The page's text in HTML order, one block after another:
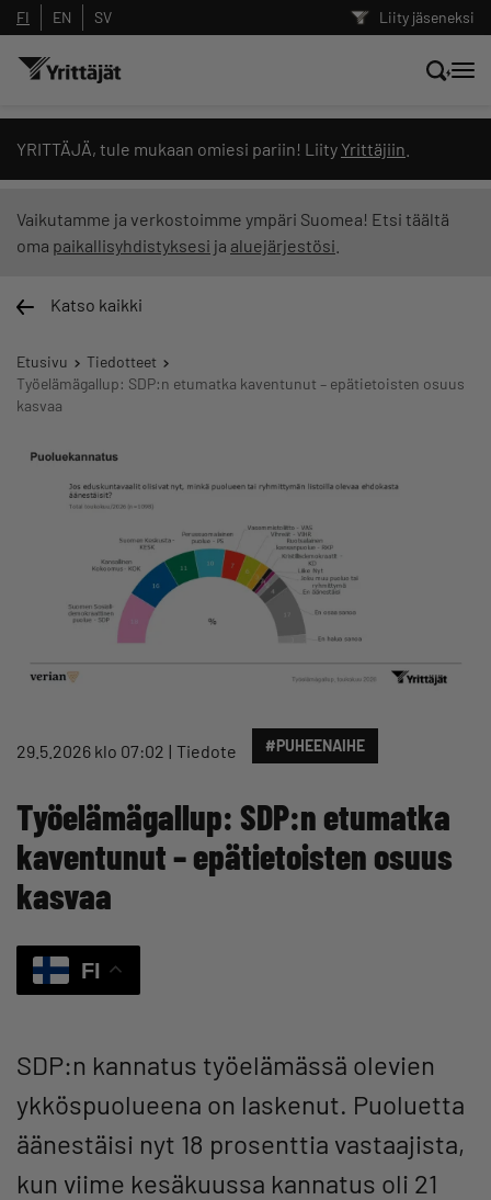
Liity jäseneksi
FI EN SV
YRITTÄJÄ, tule mukaan omiesi pariin! Liity Yrittäjiin
Vaikutamme ja verkostoimme ympäri Suomea! Etsi täältä
oma paikallisyhdistyksesi ja aluejärjestösi
Katso kaikki
Etusivu
Tiedotteet
Työelämägallup: SDP:n etumatka kaventunut – epätietoisten osuus
kasvaa
29.5.2026 klo 07:02 Tiedote #PUHEENAIHE
Työelämägallup: SDP:n etumatka
kaventunut – epätietoisten osuus
kasvaa
FI
SDP:n kannatus työelämässä olevien
ykköspuolueena on laskenut. Puoluetta
äänestäisi nyt 18 prosenttia vastaajista,
kun viime kesäkuussa kannatus oli 21
Hae sivustolta tai kysy suoraan
Yrittäjien tekoälyltä